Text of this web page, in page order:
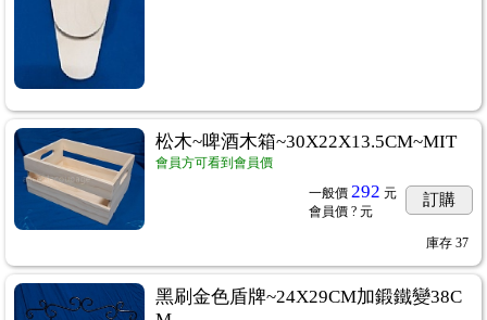
松木~啤酒木箱~30X22X13.5CM~MIT
會員方可看到會員價
一般價 292 元
會員價 ? 元
訂購
庫存 37
黑刷金色盾牌~24X29CM加鍛鐵變38C